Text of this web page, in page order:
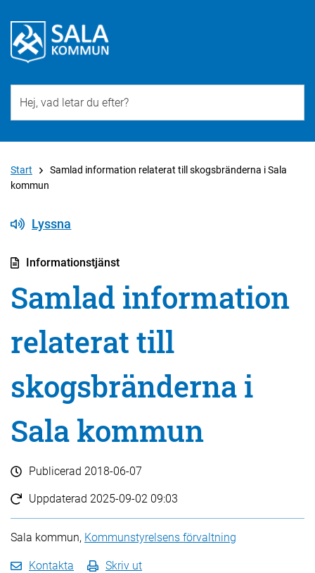
Start
Samlad information relaterat till skogsbränderna i Sala
kommun
Lyssna
Informationstjänst
Samlad information
relaterat till
skogsbränderna i
Sala kommun
Publicerad 2018-06-07
Uppdaterad 2025-09-02 09:03
Sala kommun, Kommunstyrelsens förvaltning
Kontakta Skriv ut